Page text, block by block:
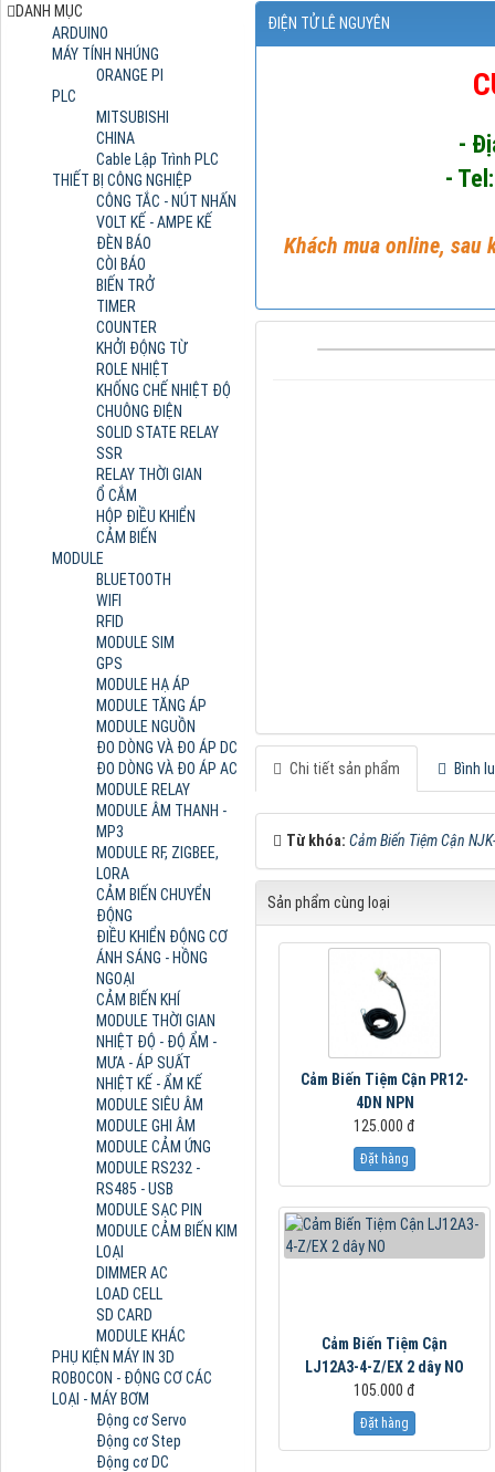
ĐIỆN TỬ LÊ NGUYÊN
-
-
Khách mua online, sau
Chi tiết sản phẩm Bình
Từ khóa: Cảm Biến Tiệm Cận
Sản phẩm cùng loại
Cảm Biến Tiệm Cận PR12-
4DN NPN
125.000 đ
Đặt hàng
Cảm Biến Tiệm Cận
LJ12A3-4-Z/EX 2 dây NO
105.000 đ
Đặt hàng
DANH MỤC
ARDUINO
MÁY TÍNH NHÚNG
ORANGE PI
PLC
MITSUBISHI
CHINA
Cable Lập Trình PLC
THIẾT BỊ CÔNG NGHIỆP
CÔNG TẮC - NÚT NHẤN
VOLT KẾ - AMPE KẾ
ĐÈN BÁO
CÒI BÁO
BIẾN TRỞ
TIMER
COUNTER
KHỞI ĐỘNG TỪ
ROLE NHIỆT
KHỐNG CHẾ NHIỆT ĐỘ
CHUÔNG ĐIỆN
SOLID STATE RELAY
SSR
RELAY THỜI GIAN
Ổ CẮM
HỘP ĐIỀU KHIỂN
CẢM BIẾN
MODULE
BLUETOOTH
WIFI
RFID
MODULE SIM
GPS
MODULE HẠ ÁP
MODULE TĂNG ÁP
MODULE NGUỒN
ĐO DÒNG VÀ ĐO ÁP DC
ĐO DÒNG VÀ ĐO ÁP AC
MODULE RELAY
MODULE ÂM THANH -
MP3
MODULE RF, ZIGBEE,
LORA
CẢM BIẾN CHUYỂN
ĐỘNG
ĐIỀU KHIỂN ĐỘNG CƠ
ÁNH SÁNG - HỒNG
NGOẠI
CẢM BIẾN KHÍ
MODULE THỜI GIAN
NHIỆT ĐỘ - ĐỘ ẨM -
MƯA - ÁP SUẤT
NHIỆT KẾ - ẨM KẾ
MODULE SIÊU ÂM
MODULE GHI ÂM
MODULE CẢM ỨNG
MODULE RS232 -
RS485 - USB
MODULE SẠC PIN
MODULE CẢM BIẾN KIM
LOẠI
DIMMER AC
LOAD CELL
SD CARD
MODULE KHÁC
PHỤ KIỆN MÁY IN 3D
ROBOCON - ĐỘNG CƠ CÁC
LOẠI - MÁY BƠM
Động cơ Servo
Động cơ Step
Động cơ DC